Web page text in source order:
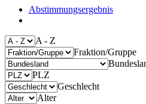
Abstimmungsergebnis
A - Z
Fraktion/Gruppe
PLZ
Geschlecht
Alter